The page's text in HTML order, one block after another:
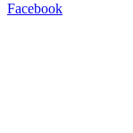
Facebook